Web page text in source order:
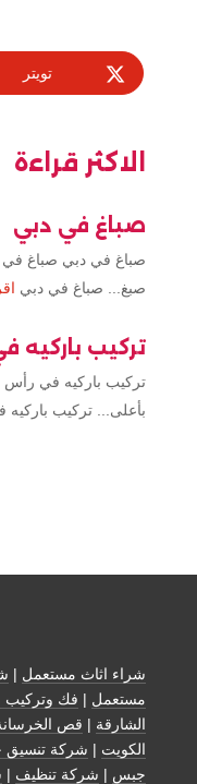
تويتر
الاكثر قراءة
صباغ في دبي
صباغ في دبي صباغ في
صبغ... صباغ في دبي
تركيب باركيه
تركيب باركيه في رأس
بأعلى... تركيب
شراء اثاث مستعمل |
مستعمل | فك وتركيب
الشارقة | قص
الكويت | شركة تنسيق
جبس | شركة تنظيف |